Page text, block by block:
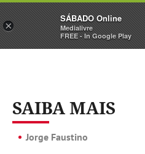
Sábado
SAIBA MAIS
Jorge Faustino
×
SÁBADO Online
Medialivre
FREE - In Google Play